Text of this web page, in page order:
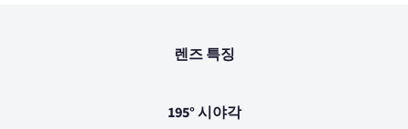
렌즈 특징
195° 시야각